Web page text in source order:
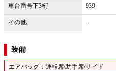
車台番号下3桁 939
その他 -
装備
エアバッグ：運転席/助手席/サイド